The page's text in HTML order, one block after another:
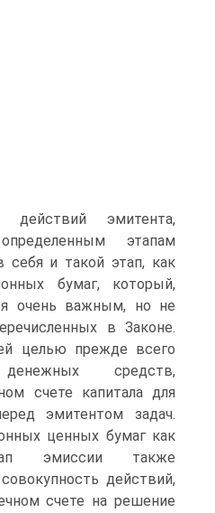
действий эмитента,
этапам
себя и такой этап, как
бумаг, который,
очень важным, но не
в Законе.
целью прежде всего
денежных средств,
счете капитала для
эмитентом задач.
ценных бумаг как
эмиссии также
действий,
счете на решение